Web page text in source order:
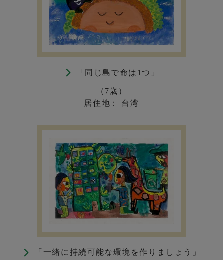
「同じ島で命は1つ」
（7歳）
居住地： 台湾
「一緒に持続可能な環境を作りましょう」